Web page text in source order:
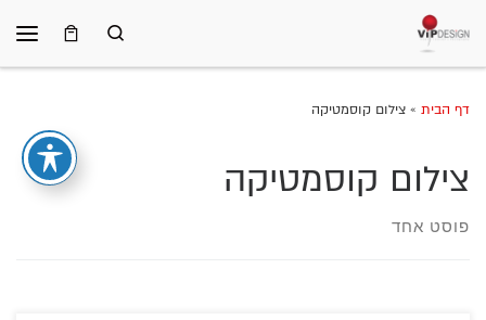
Skip to content
Search
דף הבית » צילום קוסמטיקה
צילום קוסמטיקה
פוסט אחד